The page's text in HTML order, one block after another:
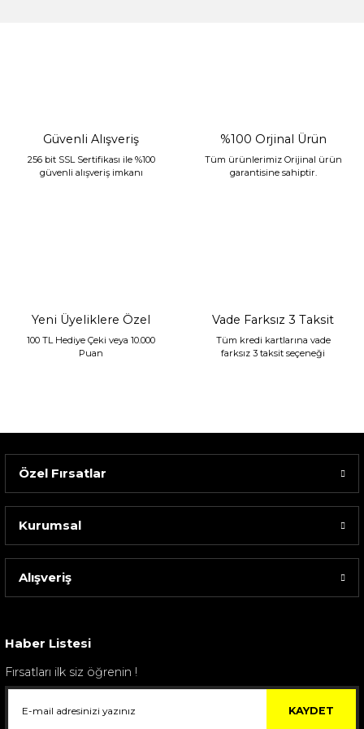
Sarev Elfıda Flanel Nevresim Takımı Çift Kişili...
Güvenli Alışveriş
256 bit SSL Sertifikası ile %100
güvenli alışveriş imkanı
%100 Orjinal Ürün
Tüm ürünlerimiz Orijinal ürün
garantisine sahiptir.
Yeni Üyeliklere Özel
100 TL Hediye Çeki veya 10.000
Puan
Vade Farksız 3 Taksit
Tüm kredi kartlarına vade
farksız 3 taksit seçeneği
Özel Fırsatlar
Kurumsal
Alışveriş
Haber Listesi
Fırsatları ilk siz öğrenin !
KAYDET